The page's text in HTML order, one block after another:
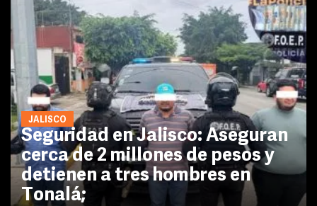
JALISCO
Seguridad en Jalisco: Aseguran
cerca de 2 millones de pesos y
detienen a tres hombres en
Tonalá;